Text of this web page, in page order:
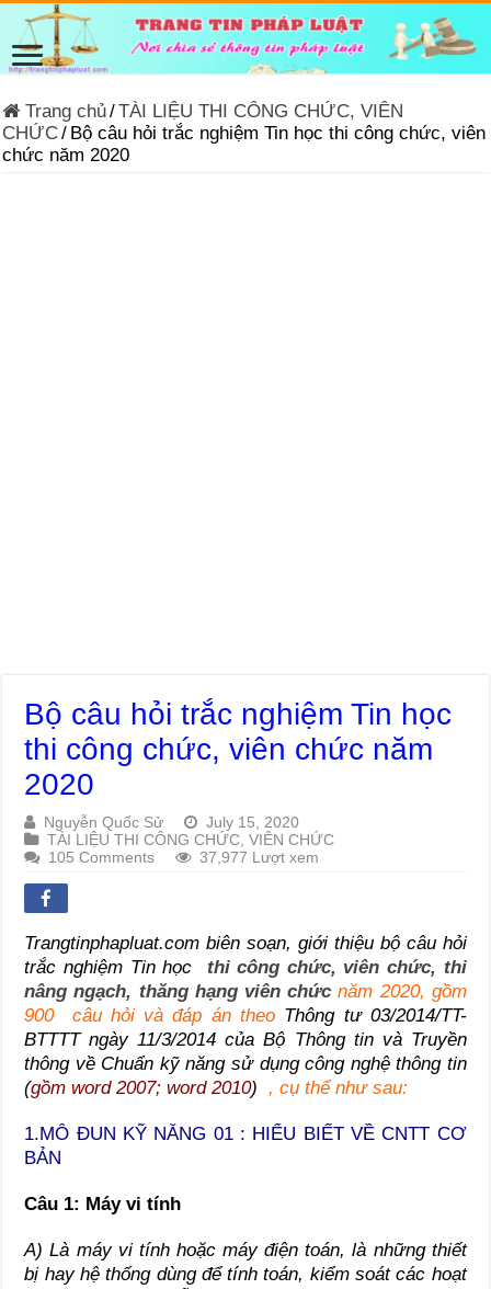
Trang chủ/TÀI LIỆU THI CÔNG CHỨC, VIÊN
CHỨC/ Bộ câu hỏi trắc nghiệm Tin học thi công chức, viên
chức năm 2020
Bộ câu hỏi trắc nghiệm Tin học
thi công chức, viên chức năm
2020
Nguyễn Quốc Sử
July 15, 2020
TÀI LIỆU THI CÔNG CHỨC, VIÊN CHỨC
105 Comments
37,977 Lượt xem
Trangtinphapluat.com biên soạn, giới thiệu bộ câu hỏi
trắc nghiệm Tin học thi công chức, viên chức, thi
nâng ngạch, thăng hạng viên chứcnăm 2020, gồm
900 câu hỏi và đáp án theo Thông tư 03/2014/TT-
BTTTT ngày 11/3/2014 của Bộ Thông tin và Truyền
thông về Chuẩn kỹ năng sử dụng công nghệ thông tin
(gồm word 2007; word 2010) , cụ thể như sau:
1.MÔ ĐUN KỸ NĂNG 01 : HIỂU BIẾT VỀ CNTT CƠ
BẢN
Câu 1: Máy vi tính
A) Là máy vi tính hoặc máy điện toán, là những thiết
bị hay hệ thống dùng để tính toán, kiểm soát các hoạt